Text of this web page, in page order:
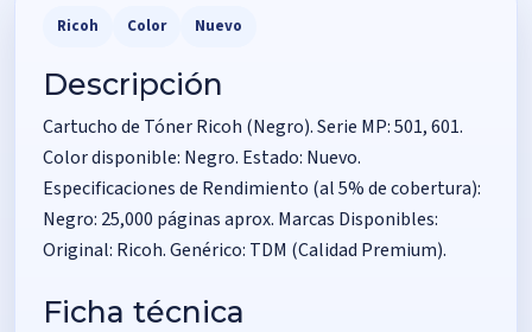
Ricoh Color Nuevo
Descripción
Cartucho de Tóner Ricoh (Negro). Serie MP: 501, 601.
Color disponible: Negro. Estado: Nuevo.
Especificaciones de Rendimiento (al 5% de cobertura):
Negro: 25,000 páginas aprox. Marcas Disponibles:
Original: Ricoh. Genérico: TDM (Calidad Premium).
Ficha técnica